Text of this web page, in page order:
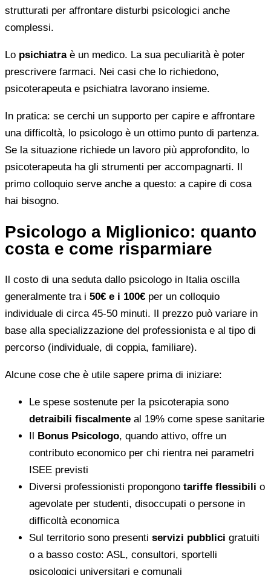
strutturati per affrontare disturbi psicologici anche
complessi.
Lo psichiatraè un medico. La sua peculiarità è poter
prescrivere farmaci. Nei casi che lo richiedono,
psicoterapeuta e psichiatra lavorano insieme.
In pratica: se cerchi un supporto per capire e affrontare
una difficoltà, lo psicologo è un ottimo punto di partenza.
Se la situazione richiede un lavoro più approfondito, lo
psicoterapeuta ha gli strumenti per accompagnarti. Il
primo colloquio serve anche a questo: a capire di cosa
hai bisogno.
Psicologo a Miglionico: quanto
costa e come risparmiare
Il costo di una seduta dallo psicologo in Italia oscilla
generalmente tra i 50€ e i 100€ per un colloquio
individuale di circa 45-50 minuti. Il prezzo può variare in
base alla specializzazione del professionista e al tipo di
percorso (individuale, di coppia, familiare).
Alcune cose che è utile sapere prima di iniziare:
Le spese sostenute per la psicoterapia sono
detraibili fiscalmente al 19% come spese sanitarie
Il Bonus Psicologo, quando attivo, offre un
contributo economico per chi rientra nei parametri
ISEE previsti
Diversi professionisti propongono tariffe flessibili o
agevolate per studenti, disoccupati o persone in
difficoltà economica
Sul territorio sono presenti servizi pubblici gratuiti
o a basso costo: ASL, consultori, sportelli
psicologici universitari e comunali